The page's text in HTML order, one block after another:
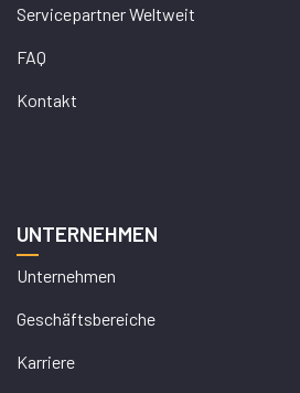
Servicepartner Weltweit
FAQ
Kontakt
UNTERNEHMEN
Unternehmen
Geschäftsbereiche
Karriere